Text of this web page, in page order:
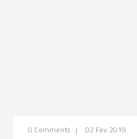
0 Comments | 02 Fev 2019